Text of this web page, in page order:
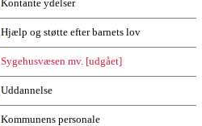
Kontante ydelser
Hjælp og støtte efter barnets lov
Sygehusvæsen mv. [udgået]
Uddannelse
Kommunens personale